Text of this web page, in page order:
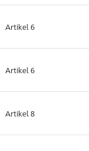
Artikel 6
Artikel 6
Artikel 8